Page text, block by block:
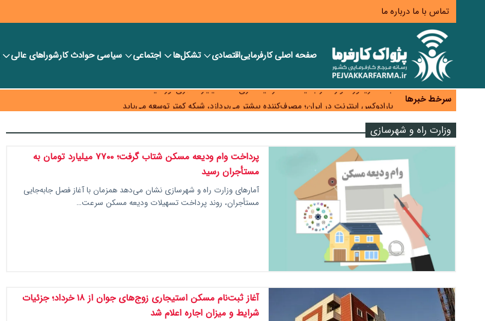
تماس با ما درباره ما
صفحه اصلیکارفرماییاقتصادی تشکل‌ها اجتماعی سیاسیحوادث کارشورا‎های عالی
سرخط خبرها
زائران اربعین نگران ارز باقی‌مانده نباشند؛ خرید دینار در بانک‌ها و صرافی‌ها
پارادوکس اینترنت در ایران؛ مصرف‌کننده بیشتر می‌پردازد، شبکه کمتر توسعه می‌یابد
معمای تأمین ۸۰ همت معوقات بازنشستگان؛ بانک رفاه وارد میدان شدوزارت راه و شهرسازی
پرداخت وام ودیعه مسکن شتاب گرفت؛ ۷۷۰۰ میلیارد تومان به
مستأجران رسید
آمارهای وزارت راه و شهرسازی نشان می‌دهد همزمان با آغاز فصل جابه‌جایی
مستأجران، روند پرداخت تسهیلات ودیعه مسکن سرعت…
آغاز ثبت‌نام مسکن استیجاری زوج‌های جوان از ۱۸ خرداد؛ جزئیات
شرایط و میزان اجاره اعلام شد